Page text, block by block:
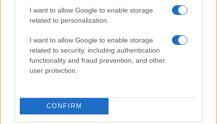
I want to allow Google to enable storage
related to personalization.
I want to allow Google to enable storage
related to security, including authentication
functionality and fraud prevention, and other
user protection.
CONFIRM
Pausa caffè impeccabile: come scegliere la